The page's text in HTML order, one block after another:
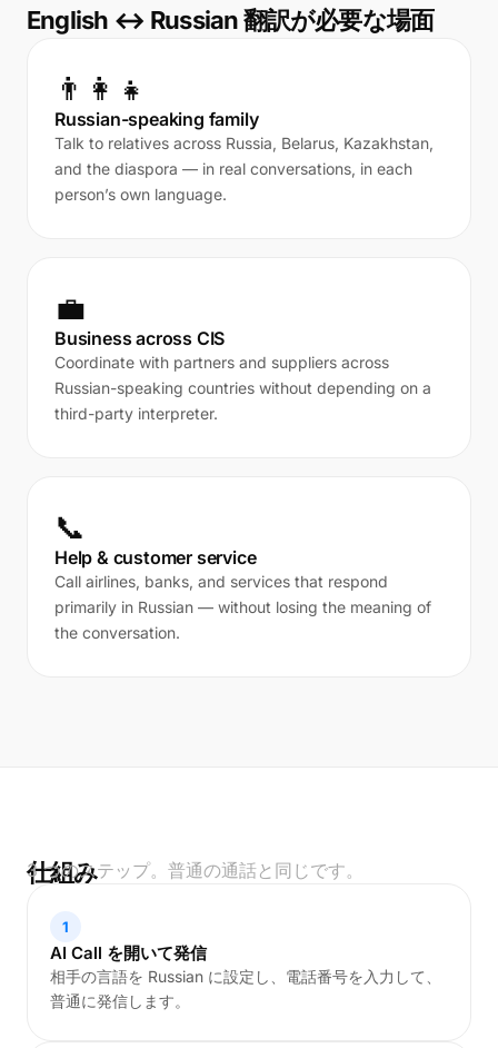
English ↔ Russian 翻訳が必要な場面
👨‍👩‍👧
Russian-speaking family
Talk to relatives across Russia, Belarus, Kazakhstan,
and the diaspora — in real conversations, in each
person’s own language.
💼
Business across CIS
Coordinate with partners and suppliers across
Russian-speaking countries without depending on a
third-party interpreter.
📞
Help & customer service
Call airlines, banks, and services that respond
primarily in Russian — without losing the meaning of
the conversation.
仕組み
3 つのステップ。普通の通話と同じです。
1
AI Call を開いて発信
相手の言語を Russian に設定し、電話番号を入力して、
普通に発信します。